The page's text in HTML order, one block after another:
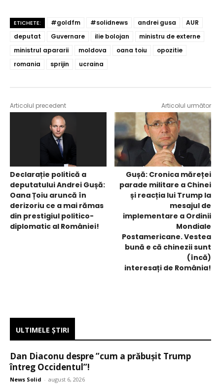
ETICHETE: #goldfm #solidnews andrei gusa
AUR
deputat
Guvernare ilie bolojan
ministru de externe
ministrul apararii
moldova oana toiu
opozitie
romania
sprijin ucraina
Articolul precedent
Declarație politică a
deputatului Andrei Gușă:
Oana Țoiu aruncă în
derizoriu ce a mai rămas
din prestigiul politico-
diplomatic al României!
Articolul următor
Gușă: Cronica măreței
parade militare a Chinei
și reacția lui Trump la
mesajul de
implementare a Ordinii
Mondiale
Postamericane. Vestea
bună e că chinezii sunt
(încă)
interesați de România!
ULTIMELE ŞTIRI
Dan Diaconu despre ”cum a prăbușit Trump
întreg Occidentul”!
News Solid - august 6, 2026